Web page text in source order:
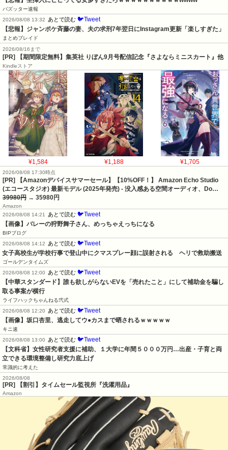
バズッター速報
2026/08/08 13:32
あとで読む 🐦Tweet
【悲報】ジャンポケ斉藤の妻、夫の求刑7年翌日にInstagram更新「楽しすぎた」
まとめブレイド
2026/08/16まで
[PR] 【期間限定無料】集英社 りぼん9月号配信記念『さよならミニスカート』他
Kindleストア
¥1,584 ¥1,188 ¥1,705
2026/08/08 17:30時点
[PR] 【Amazonデバイスサマーセール】【10%OFF！】 Amazon Echo Studio
(エコースタジオ) 最新モデル (2025年発売) - 没入感ある空間オーディオ、Do…
39980円 → 35980円
Amazon
2026/08/08 14:21
あとで読む 🐦Tweet
【画像】バレーの狩野舞子さん、めっちゃえっちになる
BIPブログ
2026/08/08 14:12
あとで読む 🐦Tweet
女子高校生が学校行事で登山中にクマスプレー顔に誤射される　ヘリで救助搬送
ゴールデンタイムズ
2026/08/08 12:00
あとで読む 🐦Tweet
【中華スタンダード】誰も欲しがらないEVを「売れたこと」にして補助金を騙し
取る事案が横行
ライフハックちゃんねる弐式
2026/08/08 12:20
あとで読む 🐦Tweet
【画像】坂口杏里、逃走してウ●カスまで晒されるｗｗｗｗｗ
キニ速
2026/08/08 13:00
あとで読む 🐦Tweet
【文科省】女性研究者支援に補助、１大学に年間５０００万円…出産・子育と両
立できる環境整備し研究力底上げ
常識的に考えた
2026/08/08
[PR] 【割引】タイムセール監視所『洗濯用品』
Amazon